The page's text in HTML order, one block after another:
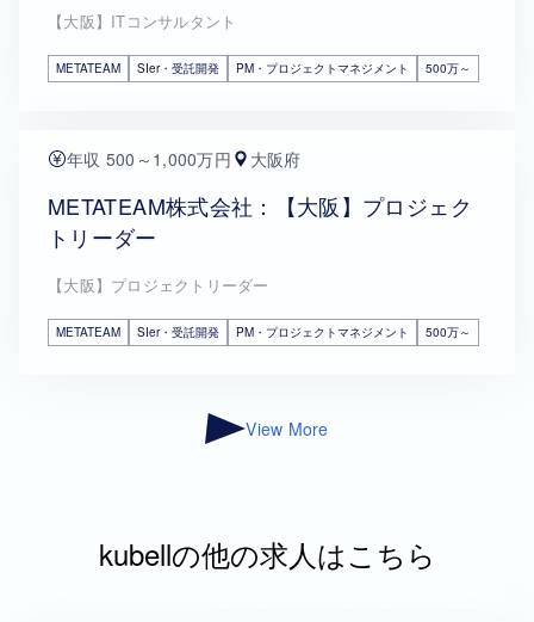
【大阪】ITコンサルタント
METATEAM SIer・受託開発 PM・プロジェクトマネジメント 500万～
年収 500～1,000万円 大阪府
METATEAM株式会社：【大阪】プロジェク
トリーダー
【大阪】プロジェクトリーダー
METATEAM SIer・受託開発 PM・プロジェクトマネジメント 500万～
View More
kubellの他の求人はこちら